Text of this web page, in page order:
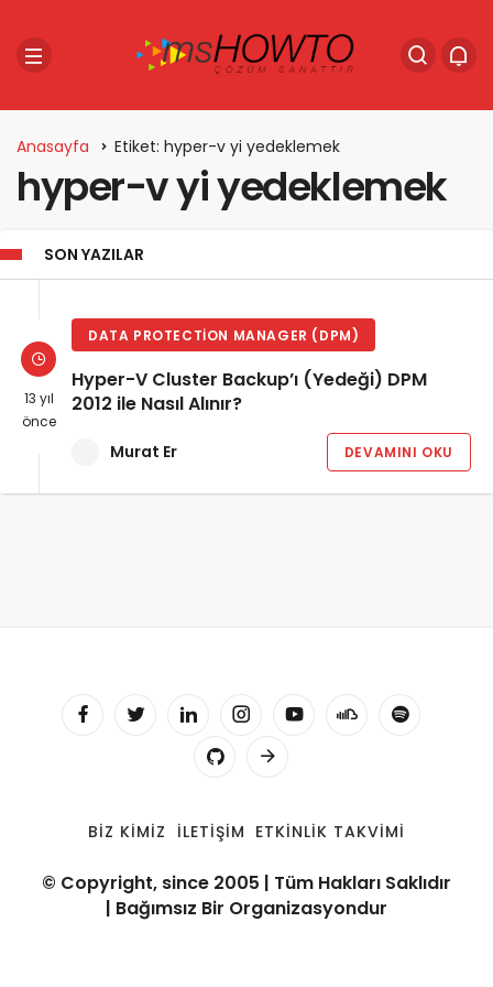
Anasayfa Etiket: hyper-v yi yedeklemek
hyper-v yi yedeklemek
SON YAZILAR
13 yıl
önce
DATA PROTECTION MANAGER (DPM)
Hyper-V Cluster Backup’ı (Yedeği) DPM
2012 ile Nasıl Alınır?
Murat Er DEVAMINI OKU
BIZ KIMIZ İLETIŞIM ETKINLIK TAKVIMI
© Copyright, since 2005 | Tüm Hakları Saklıdır
| Bağımsız Bir Organizasyondur